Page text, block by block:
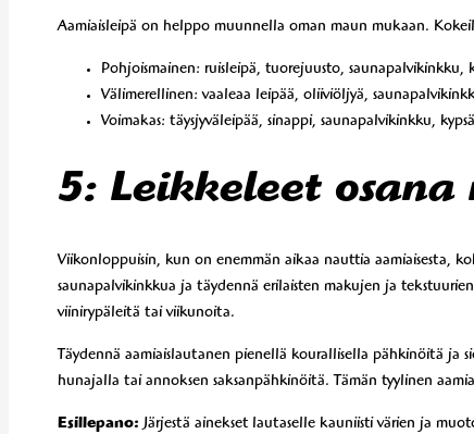
Aamiaisleipä on helppo muunnella oman maun mukaan.
Pohjoismainen: ruisleipä, tuorejuusto, saunapalvikinkku,
Välimerellinen: vaaleaa leipää, oliiviöljyä,
Voimakas: täysjyväleipää, sinappi, saunapalvikinkku,
5: Leikkeleet
Viikonloppuisin, kun on enemmän aikaa nauttia aamiaisesta,
saunapalvikinkkua ja täydennä erilaisten makujen ja
viinirypäleitä tai viikunoita.
Täydennä aamiaislautanen pienellä kourallisella pähkinöitä ja
hunajalla tai annoksen saksanpähkinöitä. Tämän tyylinen
Esillepano: Järjestä ainekset lautaselle kauniisti värien ja